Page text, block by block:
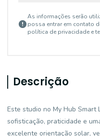
As informações serão
possa entrar em contato
política de privacidade e
Descrição
Este studio no My Hub Smart
sofisticação, praticidade e
excelente orientação solar,